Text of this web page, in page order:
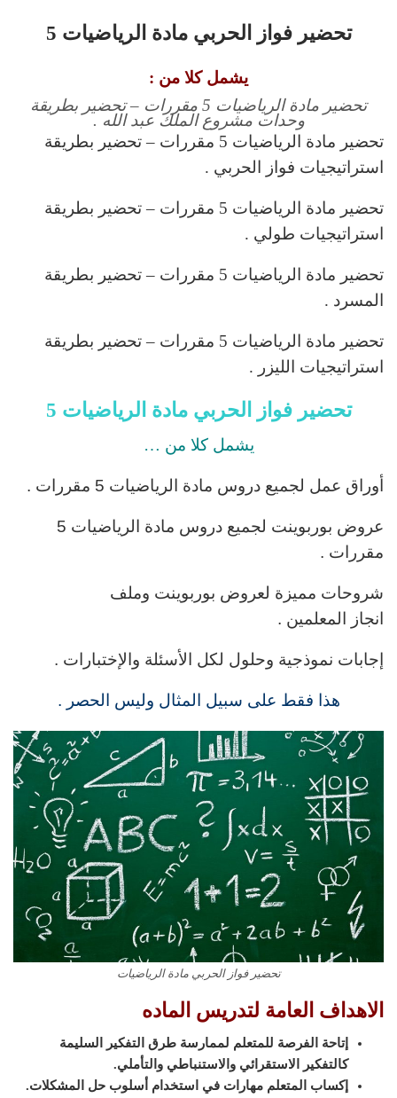
تحضير فواز الحربي مادة الرياضيات 5
يشمل كلا من :
تحضير مادة الرياضيات 5 مقررات – تحضير بطريقة
وحدات مشروع الملك عبد الله .
تحضير مادة الرياضيات 5 مقررات – تحضير بطريقة
استراتيجيات فواز الحربي .
تحضير مادة الرياضيات 5 مقررات – تحضير بطريقة
استراتيجيات طولي .
تحضير مادة الرياضيات 5 مقررات – تحضير بطريقة
المسرد .
تحضير مادة الرياضيات 5 مقررات – تحضير بطريقة
استراتيجيات الليزر .
تحضير فواز الحربي مادة الرياضيات 5
يشمل كلا من …
أوراق عمل لجميع دروس مادة الرياضيات 5 مقررات .
عروض بوربوينت لجميع دروس
مادة الرياضيات 5
مقررات .
شروحات مميزة لعروض بوربوينت وملف
انجاز المعلمين .
إجابات نموذجية وحلول لكل الأسئلة والإختبارات .
هذا فقط على سبيل المثال وليس الحصر .
تحضير فواز الحربي مادة الرياضيات
الاهداف العامة لتدريس الماده
إتاحة الفرصة للمتعلم لممارسة طرق التفكير السليمة
كالتفكير الاستقرائي والاستنباطي والتأملي.
إكساب المتعلم مهارات في استخدام أسلوب حل المشكلات.